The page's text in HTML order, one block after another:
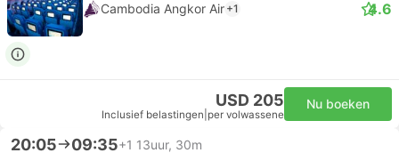
Cambodia Angkor Air +1 4.6
USD 205
Inclusief belastingen per volwassene
Nu boeken
20:05 09:35+1 13uur, 30m